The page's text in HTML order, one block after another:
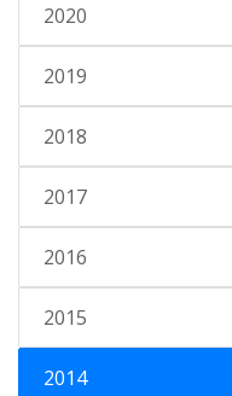
2020
2019
2018
2017
2016
2015
2014